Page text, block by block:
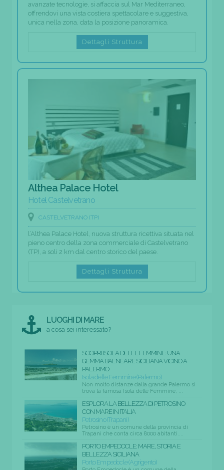
avanzate tecnologie, si affaccia sul Mar Mediterraneo,
offrendovi una vista costiera spettacolare e suggestiva,
unica nella zona, data la posizione panoramica.
Dettagli Struttura
Althea Palace Hotel
Hotel Castelvetrano
CASTELVETRANO (TP)
l’Althea Palace Hotel, nuova struttura ricettiva situata nel
pieno centro della zona commerciale di Castelvetrano
(TP), a soli 2 km dal centro storico del paese.
Dettagli Struttura
LUOGHI DI MARE
a cosa sei interessato?
SCOPRI ISOLA DELLE FEMMINE: UNA
GEMMA BALNEARE SICILIANA VICINO A
PALERMO
Isola delle Femmine (Palermo)
Non molto distanze dalla grande Palermo si
trova la famosa Isola delle Femmine, ...
ESPLORA LA BELLEZZA DI PETROSINO
CON MARE IN ITALIA
Petrosino (Trapani)
Petrosino è un comune della provincia di
Trapani che conta circa 8000 abitanti....
PORTO EMPEDOCLE: MARE, STORIA E
BELLEZZA SICILIANA
Porto Empedocle (Agrigento)